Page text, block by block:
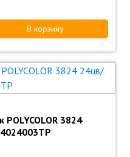
В корзину
3824